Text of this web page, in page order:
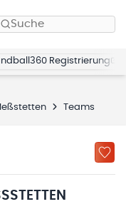
Suche
Registrierung
Teams